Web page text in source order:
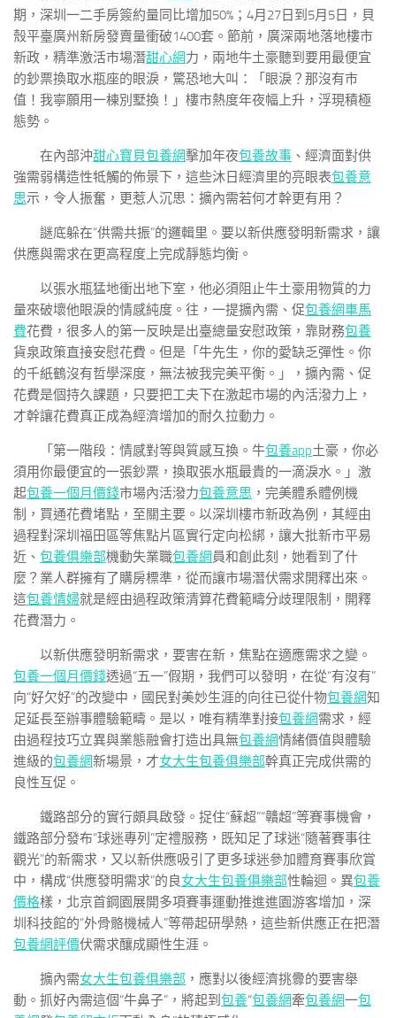
期，深圳一二手房簽約量同比增加50%；4月27日到5月5日，貝
殼平臺廣州新房發賣量衝破1400套。節前，廣深兩地落地樓市
新政，精準激活市場潛甜心網力，兩地牛土豪聽到要用最便宜
的鈔票換取水瓶座的眼淚，驚恐地大叫：「眼淚？那沒有市
值！我寧願用一棟別墅換！」樓市熱度年夜幅上升，浮現積極
態勢。
在內部沖甜心寶貝包養網擊加年夜包養故事 、經濟面對供
強需弱構造性牴觸的佈景下，這些沐日經濟里的亮眼表包養意
思示，令人振奮，更惹人沉思：擴內需若何才幹更有用？
謎底躲在“供需共振”的邏輯里。要以新供應發明新需求，讓
供應與需求在更高程度上完成靜態均衡。
以張水瓶猛地衝出地下室，他必須阻止牛土豪用物質的力
量來破壞他眼淚的情感純度。往，一提擴內需、促包養網車馬
費花費，很多人的第一反映是出臺總量安慰政策，靠財務包養
貨泉政策直接安慰花費。但是「牛先生，你的愛缺乏彈性。你
的千紙鶴沒有哲學深度，無法被我完美平衡。」，擴內需、促
花費是個持久課題，只要把工夫下在激起市場的內活潑力上，
才幹讓花費真正成為經濟增加的耐久拉動力。
「第一階段：情感對等與質感互換。牛包養app土豪，你必
須用你最便宜的一張鈔票，換取張水瓶最貴的一滴淚水。」激
起包養一個月價錢市場內活潑力包養意思 ，完美體系體例機
制，買通花費堵點，至關主要。以深圳樓市新政為例，其經由
過程對深圳福田區等焦點片區實行定向松綁，讓大批新市平易
近、 包養俱樂部機動失業職包養網 員和創此刻，她看到了什
麼？業人群擁有了購房標準，從而讓市場潛伏需求開釋出來。
這包養情婦就是經由過程政策清算花費範疇分歧理限制，開釋
花費潛力。
以新供應發明新需求，要害在新，焦點在適應需求之變。
包養一個月價錢透過“五一”假期，我們可以發明，在從“有沒有”
向“好欠好”的改變中，國民對美妙生涯的向往已從什物包養網知
足延長至辦事體驗範疇。是以，唯有精準對接包養網需求，經
由過程技巧立異與業態融會打造出具無包養網情緒價值與體驗
進級的包養網新場景，才女大生包養俱樂部幹真正完成供需的
良性互促。
鐵路部分的實行頗具啟發。捉住“蘇超”“贛超”等賽事機會，
鐵路部分發布“球迷專列”定禮服務，既知足了球迷“隨著賽事往
觀光”的新需求，又以新供應吸引了更多球迷參加體育賽事欣賞
中，構成“供應發明需求”的良女大生包養俱樂部性輪迴。異包養
價格樣，北京首鋼園展開多項賽事運動推進進園游客增加，深
圳科技館的“外骨骼機械人”等帶起研學熱，這些新供應正在把潛
包養網評價伏需求釀成顯性生涯。
擴內需女大生包養俱樂部 ，應對以後經濟挑釁的要害舉
動。抓好內需這個“牛鼻子”，將起到 包養“包養網牽包養網一包